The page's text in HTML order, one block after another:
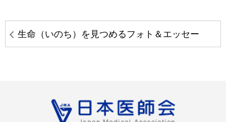
生命（いのち）を見つめるフォト＆エッセー